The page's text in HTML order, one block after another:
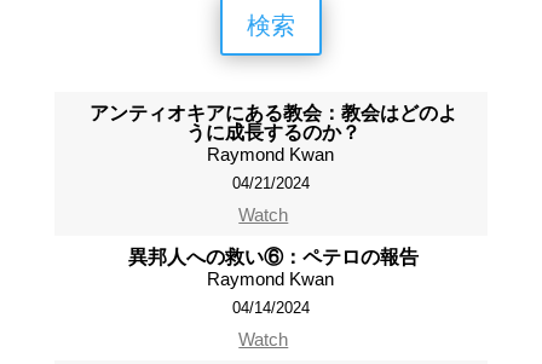
検索
アンティオキアにある教会：教会はどのよ
うに成長するのか？
Raymond Kwan
04/21/2024
Watch
異邦人への救い⑥：ペテロの報告
Raymond Kwan
04/14/2024
Watch